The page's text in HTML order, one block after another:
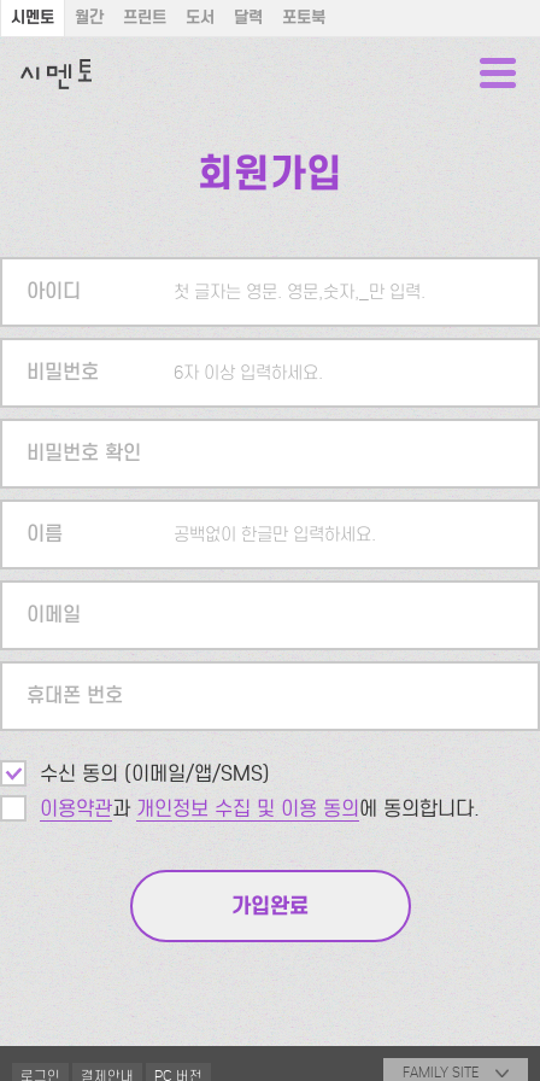
시멘토 월간 프린트 도서 달력 포토북
회원가입
아이디 첫 글자는 영문. 영문,숫자,_만 입력.
비밀번호 6자 이상 입력하세요.
비밀번호 확인
이름 공백없이 한글만 입력하세요.
이메일
휴대폰 번호
수신 동의 (이메일/앱/SMS)
이용약관과 개인정보 수집 및 이용 동의에 동의합니다.
로그인 결제안내 PC 버전 FAMILY SITE